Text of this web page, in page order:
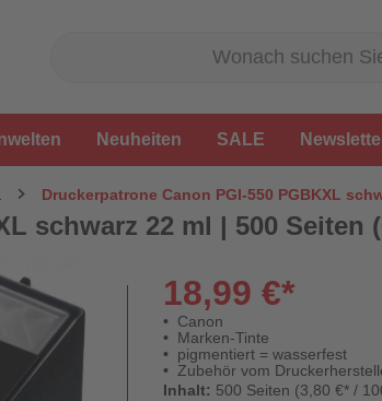
Neuheiten SALE
Druckerpatrone Canon PGI-550 PGBKXL
schwarz 22 ml | 500 Seiten
18,99 €*
Canon
Marken-Tinte
pigmentiert = wasserfest
Zubehör vom
Inhalt: 500 Seiten (3,80 €* /